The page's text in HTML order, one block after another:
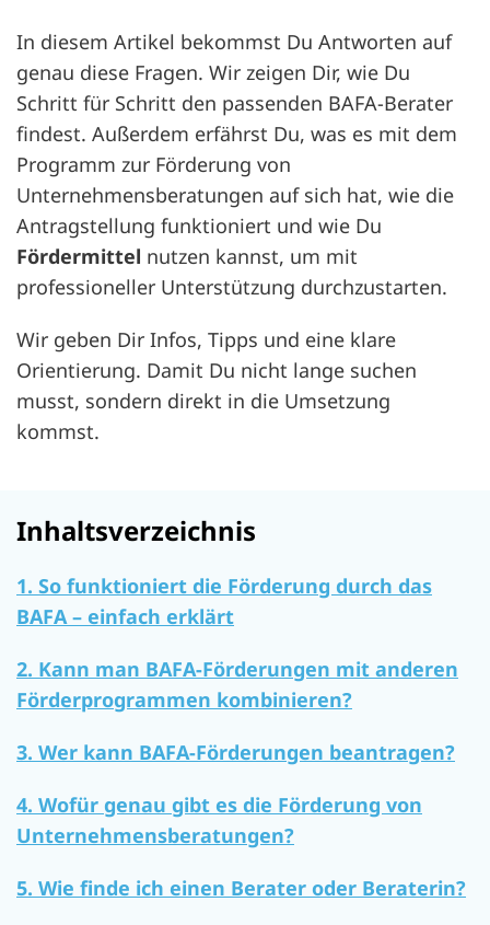
In diesem Artikel bekommst Du Antworten auf
genau diese Fragen. Wir zeigen Dir, wie Du
Schritt für Schritt den passenden BAFA-Berater
findest. Außerdem erfährst Du, was es mit dem
Programm zur Förderung von
Unternehmensberatungen auf sich hat, wie die
Antragstellung funktioniert und wie Du
Fördermittel nutzen kannst, um mit
professioneller Unterstützung durchzustarten.
Wir geben Dir Infos, Tipps und eine klare
Orientierung. Damit Du nicht lange suchen
musst, sondern direkt in die Umsetzung
kommst.
Inhaltsverzeichnis
1. So funktioniert die Förderung durch das
BAFA – einfach erklärt
2. Kann man BAFA-Förderungen mit anderen
Förderprogrammen kombinieren?
3. Wer kann BAFA-Förderungen beantragen?
4. Wofür genau gibt es die Förderung von
Unternehmensberatungen?
5. Wie finde ich einen Berater oder Beraterin?